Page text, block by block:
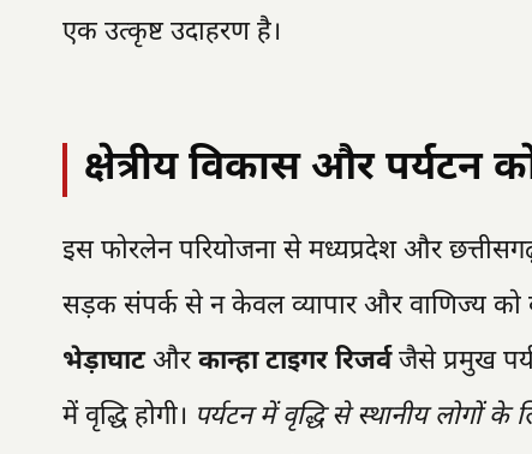
एक उत्कृष्ट उदाहरण है।
क्षेत्रीय विकास और पर्यटन
इस फोरलेन परियोजना से मध्यप्रदेश और छत्तीसगढ़
सड़क संपर्क से न केवल व्यापार और वाणिज्य को
भेड़ाघाटऔरकान्हा टाइगर रिजर्वजैसे प्रमुख
में वृद्धि होगी। पर्यटन में वृद्धि से स्थानीय लोगों